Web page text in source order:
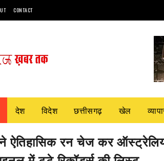
CONTACT
देश विदेश छत्तीसगढ़ खेल
ऐतिहासिक रन चेज कर